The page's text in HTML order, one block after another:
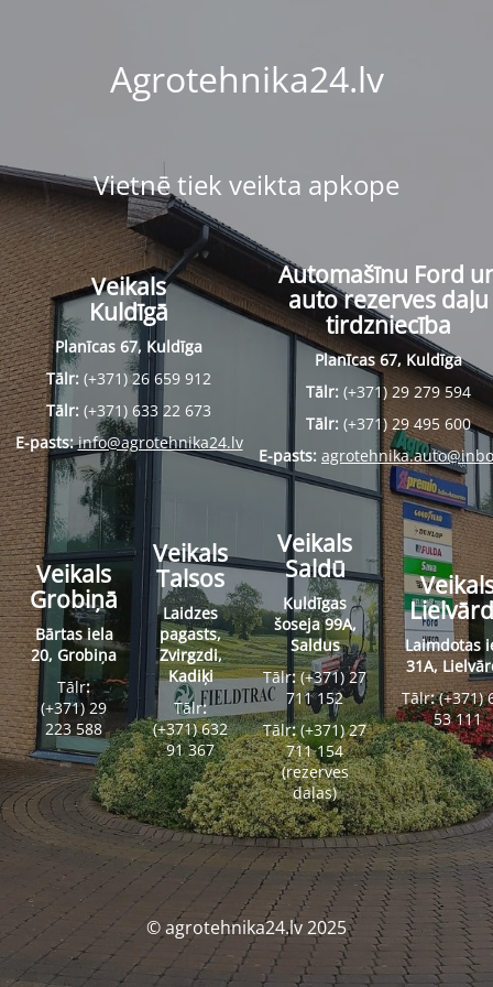
Agrotehnika24.lv
Vietnē tiek veikta apkope
Veikals
Kuldīgā
Planīcas 67, Kuldīga
Tālr: (+371) 26 659 912
Tālr: (+371) 633 22 673
E-pasts:info@agrotehnika24.lv
Automašīnu Ford
auto rezerves daļu
tirdzniecība
Planīcas 67, Kuldīga
Tālr: (+371) 29 279 594
Tālr: (+371) 29 495 600
E-pasts:
Veikals
Grobiņā
Bārtas iela
20, Grobiņa
Tālr:
(+371) 29
223 588
Veikals
Talsos
Laidzes
pagasts,
Zvirgzdi,
Kadiķi
Tālr:
(+371) 632
91 367
Veikals
Saldū
Kuldīgas
šoseja 99A,
Saldus
Tālr:(+371) 27
711 152
Tālr:(+371) 27
711 154
(rezerves
daļas)
Laimdotas
31A,
Tālr:(+371)
53 111
© agrotehnika24.lv 2025